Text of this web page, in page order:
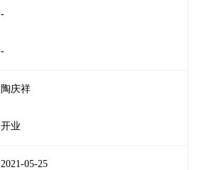
-
-
陶庆祥
开业
2021-05-25